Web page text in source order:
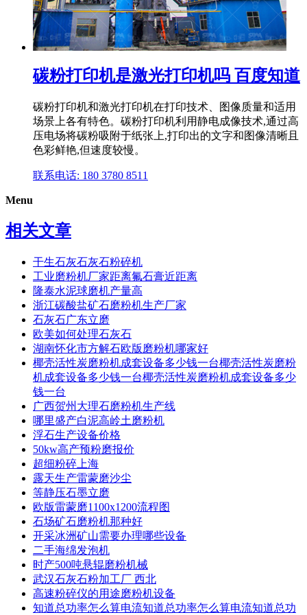
碳粉打印机是激光打印机吗 百度知道
碳粉打印机和激光打印机在打印技术、图像质量和适用
场景上各有特色。碳粉打印机利用静电成像技术,通过高
压电场将碳粉吸附于纸张上,打印出的文字和图像清晰且
色彩鲜艳,但速度较慢。
联系电话: 180 3780 8511
Menu
相关文章
干生石灰石灰石粉碎机
工业磨粉机厂家距离氟石膏近距离
隆泰水泥球磨机产量高
浙江碳酸盐矿石磨粉机生产厂家
石灰石广东立磨
欧美如何处理石灰石
湖南怀化市方解石欧版磨粉机哪家好
椰壳活性炭磨粉机成套设备多少钱一台椰壳活性炭磨粉
机成套设备多少钱一台椰壳活性炭磨粉机成套设备多少
钱一台
广西贺州大理石磨粉机生产线
哪里盛产白泥高岭土磨粉机
浮石生产设备价格
50kw高产预粉磨报价
超细粉碎上海
露天生产雷蒙磨沙尘
等静压石墨立磨
欧版雷蒙磨1100x1200流程图
石场矿石磨粉机那种好
开采冰洲矿山需要办理哪些设备
二手海绵发泡机
时产500吨悬辊磨粉机械
武汉石灰石粉加工厂 西北
高速粉碎仪的用途磨粉机设备
知道总功率怎么算电流知道总功率怎么算电流知道总功